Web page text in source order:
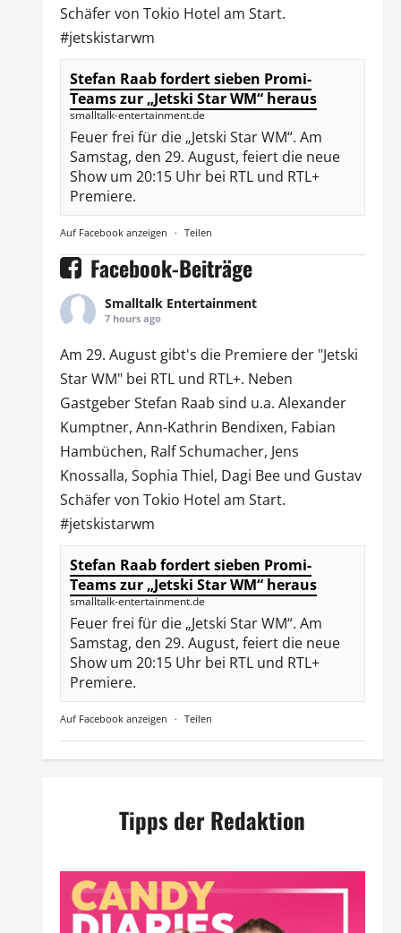
Schäfer von Tokio Hotel am Start.
#jetskistarwm
Stefan Raab fordert sieben Promi-
Teams zur „Jetski Star WM“ heraus
smalltalk-entertainment.de
Feuer frei für die „Jetski Star WM“. Am
Samstag, den 29. August, feiert die neue
Show um 20:15 Uhr bei RTL und RTL+
Premiere.
Auf Facebook anzeigen · Teilen
Facebook-Beiträge
Smalltalk Entertainment
7 hours ago
Am 29. August gibt's die Premiere der "Jetski
Star WM" bei RTLund RTL+. Neben
Gastgeber Stefan Raab sind u.a. Alexander
Kumptner, Ann-Kathrin Bendixen, Fabian
Hambüchen, Ralf Schumacher, Jens
Knossalla, Sophia Thiel, Dagi Beeund Gustav
Schäfer von Tokio Hotel am Start.
#jetskistarwm
Stefan Raab fordert sieben Promi-
Teams zur „Jetski Star WM“ heraus
smalltalk-entertainment.de
Feuer frei für die „Jetski Star WM“. Am
Samstag, den 29. August, feiert die neue
Show um 20:15 Uhr bei RTL und RTL+
Premiere.
Auf Facebook anzeigen · Teilen
Tipps der Redaktion